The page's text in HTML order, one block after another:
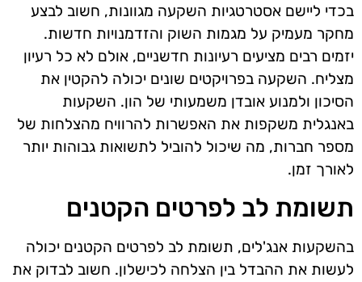
בכדי ליישם אסטרטגיות השקעה מגוונות, חשוב לבצע
מחקר מעמיק על מגמות השוק והזדמנויות חדשות.
יזמים רבים מציעים רעיונות חדשניים, אולם לא כל רעיון
מצליח. השקעה בפרויקטים שונים יכולה להקטין את
הסיכון ולמנוע אובדן משמעותי של הון. השקעות
באנגלית משקפות את האפשרות להרוויח מהצלחות של
מספר חברות, מה שיכול להוביל לתשואות גבוהות יותר
לאורך זמן.
תשומת לב לפרטים הקטנים
בהשקעות אנג'לים, תשומת לב לפרטים הקטנים יכולה
לעשות את ההבדל בין הצלחה לכישלון. חשוב לבדוק את